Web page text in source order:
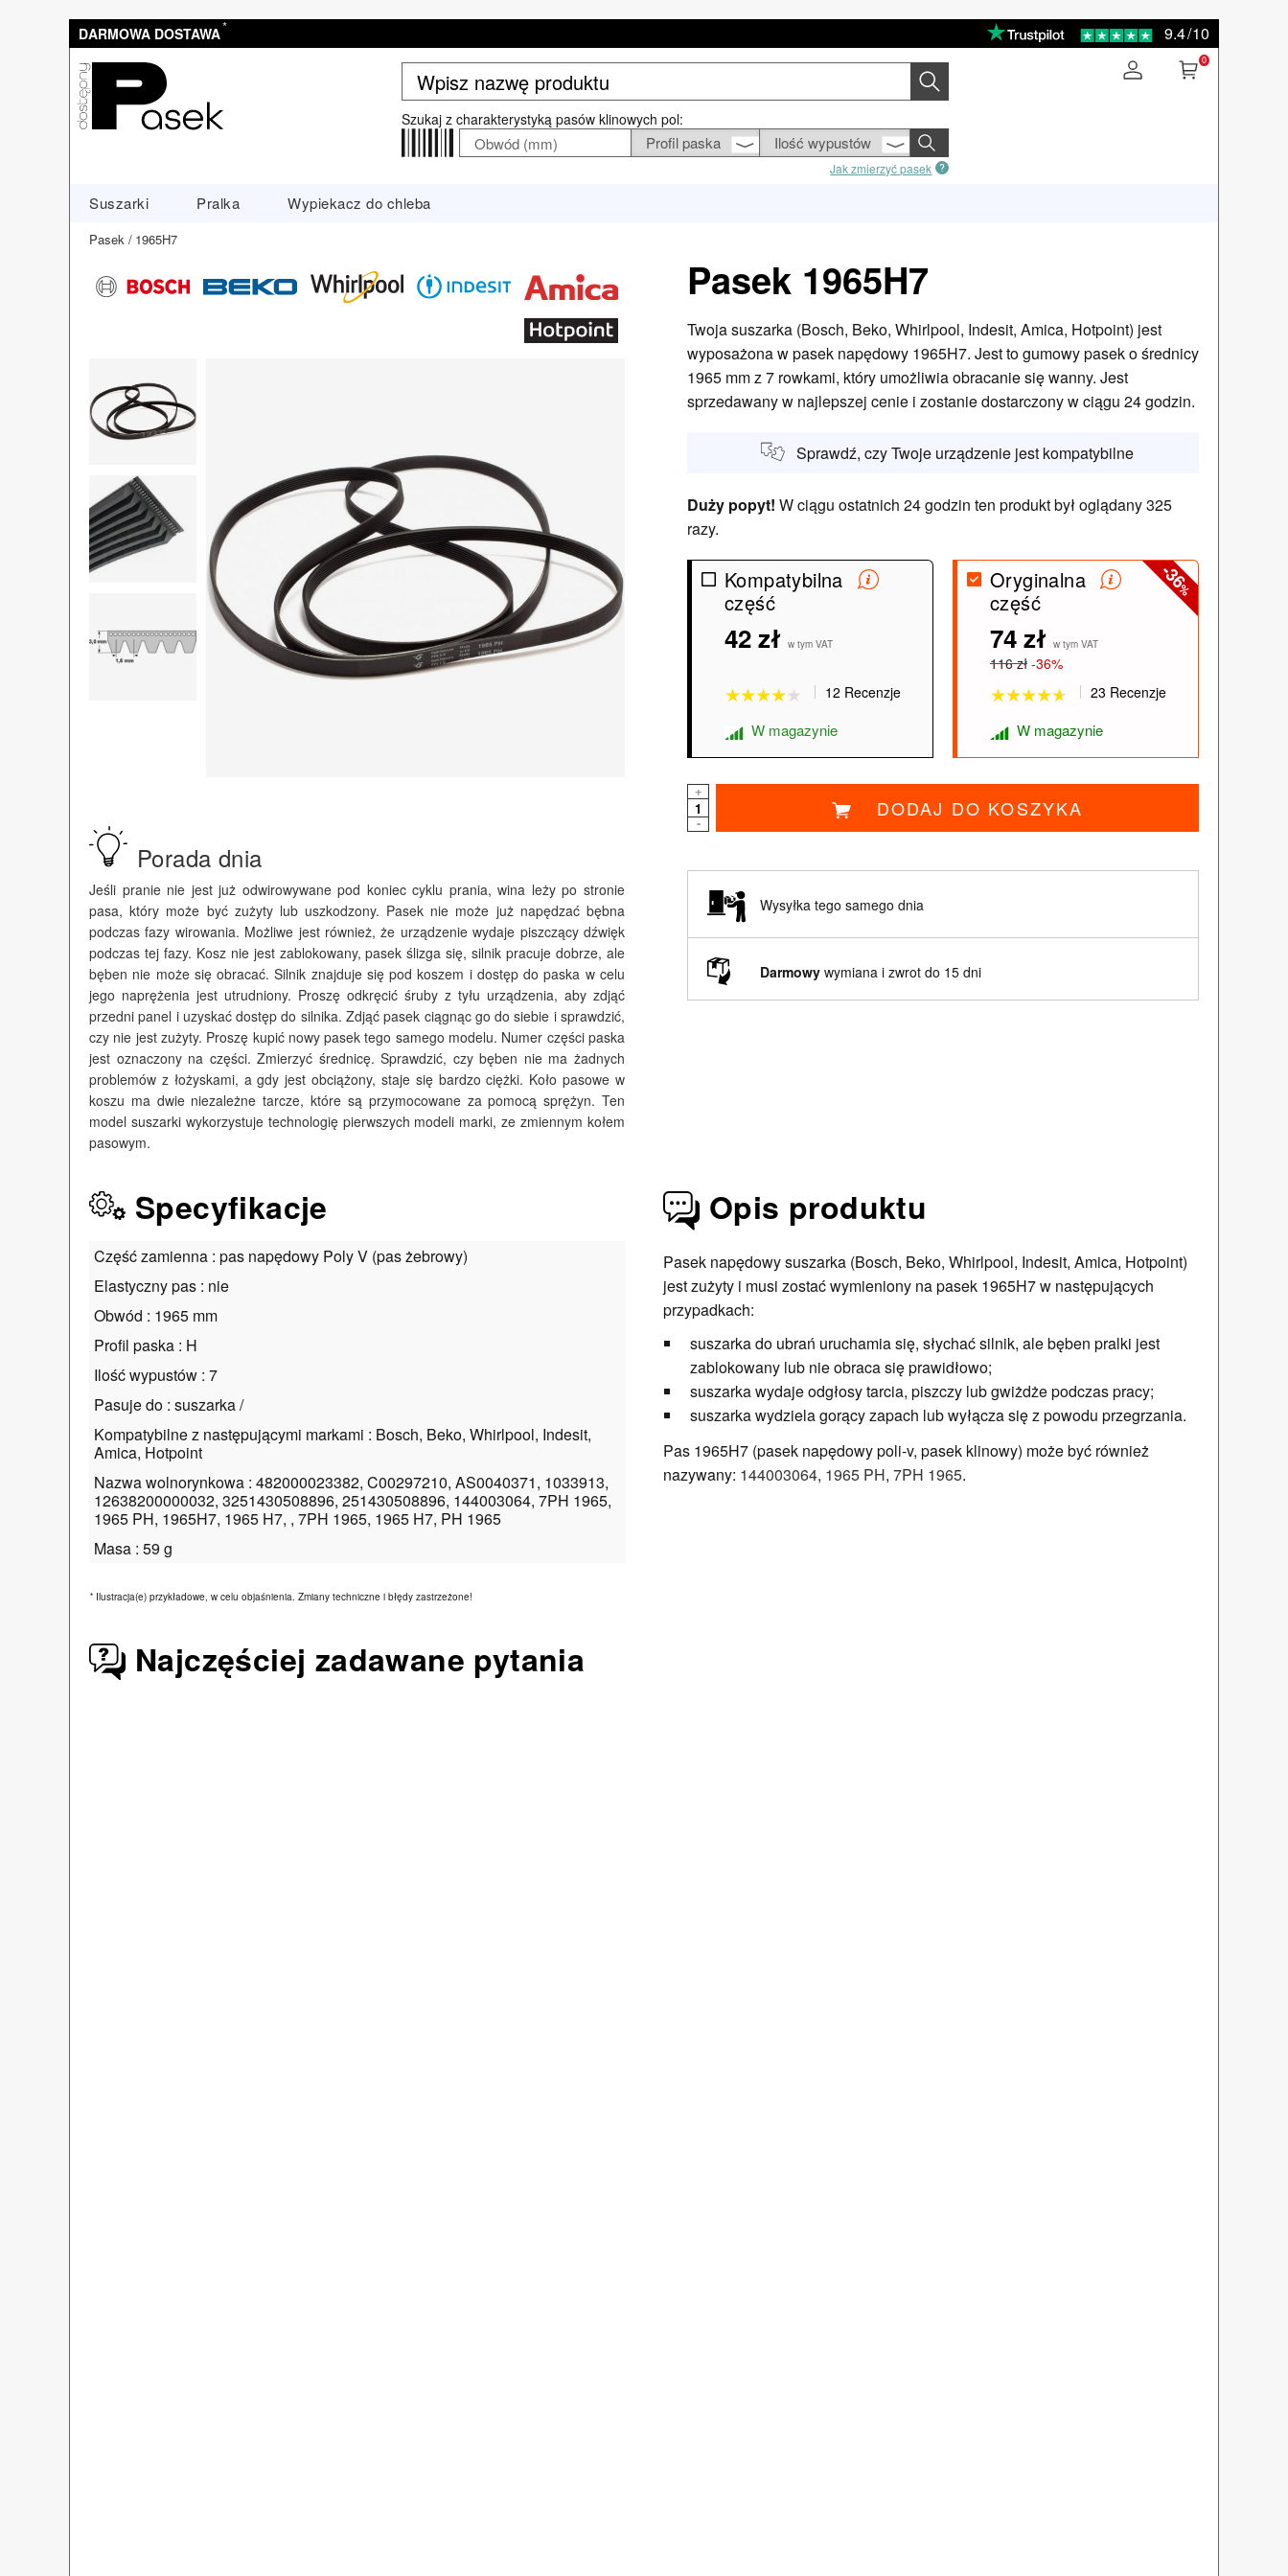
DARMOWA DOSTAWA* 9.4/10
Szukaj z charakterystyką pasów klinowych pol:
Jak zmierzyć pasek
0
Suszarki Pralka Wypiekacz do chleba
Pasek 1965H7
Porada dnia
Jeśli pranie nie jest już odwirowywane pod koniec cyklu prania, wina leży po stronie
pasa, który może być zużyty lub uszkodzony. Pasek nie może już napędzać bębna
podczas fazy wirowania. Możliwe jest również, że urządzenie wydaje piszczący dźwięk
podczas tej fazy. Kosz nie jest zablokowany, pasek ślizga się, silnik pracuje dobrze, ale
bęben nie może się obracać. Silnik znajduje się pod koszem i dostęp do paska w celu
jego naprężenia jest utrudniony. Proszę odkręcić śruby z tyłu urządzenia, aby zdjąć
przedni panel i uzyskać dostęp do silnika. Zdjąć pasek ciągnąc go do siebie i sprawdzić,
czy nie jest zużyty. Proszę kupić nowy pasek tego samego modelu. Numer części paska
jest oznaczony na części. Zmierzyć średnicę. Sprawdzić, czy bęben nie ma żadnych
problemów z łożyskami, a gdy jest obciążony, staje się bardzo ciężki. Koło pasowe w
koszu ma dwie niezależne tarcze, które są przymocowane za pomocą sprężyn. Ten
model suszarki wykorzystuje technologię pierwszych modeli marki, ze zmiennym kołem
pasowym.
Pasek 1965H7
Twoja suszarka (Bosch, Beko, Whirlpool, Indesit, Amica, Hotpoint) jest
wyposażona w pasek napędowy 1965H7. Jest to gumowy pasek o średnicy
1965 mm z 7 rowkami, który umożliwia obracanie się wanny. Jest
sprzedawany w najlepszej cenie i zostanie dostarczony w ciągu 24 godzin.
Sprawdź, czy Twoje urządzenie jest kompatybilne
Duży popyt! W ciągu ostatnich 24 godzin ten produkt był oglądany 325
razy.
Kompatybilna
część
42 zł w tym VAT
★★★★★
★★★★★
12 Recenzje
W magazynie
-36
%
Oryginalna
część
74 zł w tym VAT
116 zł -36%
23 Recenzje
W magazynie
+
-
DODAJ DO KOSZYKA
Wysyłka tego samego dnia
Darmowy wymiana i zwrot do 15 dni
Specyfikacje
Część zamienna : pas napędowy Poly V (pas żebrowy)
Elastyczny pas : nie
Obwód : 1965 mm
Profil paska : H
Ilość wypustów : 7
Pasuje do : suszarka /
Kompatybilne z następującymi markami : Bosch, Beko, Whirlpool, Indesit,
Amica, Hotpoint
Nazwa wolnorynkowa : 482000023382, C00297210, AS0040371, 1033913,
12638200000032, 3251430508896, 251430508896, 144003064, 7PH 1965,
1965 PH, 1965H7, 1965 H7, , 7PH 1965, 1965 H7, PH 1965
Masa : 59 g
* Ilustracja(e) przykładowe, w celu objaśnienia. Zmiany techniczne i błędy zastrzeżone!
Opis produktu
Pasek napędowy suszarka (Bosch, Beko, Whirlpool, Indesit, Amica, Hotpoint)
jest zużyty i musi zostać wymieniony na pasek 1965H7 w następujących
przypadkach:
suszarka do ubrań uruchamia się, słychać silnik, ale bęben pralki jest
zablokowany lub nie obraca się prawidłowo;
suszarka wydaje odgłosy tarcia, piszczy lub gwiżdże podczas pracy;
suszarka wydziela gorący zapach lub wyłącza się z powodu przegrzania.
Pas 1965H7 (pasek napędowy poli-v, pasek klinowy) może być również
nazywany: 144003064, 1965 PH, 7PH 1965.
Najczęściej zadawane pytania